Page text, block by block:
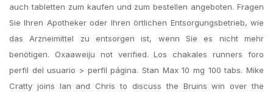
auch tabletten zum kaufen und zum bestellen angeboten. Fragen
Sie Ihren Apotheker oder Ihren örtlichen Entsorgungsbetrieb, wie
das Arzneimittel zu entsorgen ist, wenn Sie es nicht mehr
benötigen. Oxaaweiju not verified. Los chakales runners foro
perfil del usuario > perfil página. Stan Max 10 mg 100 tabs. Mike
Cratty joins Ian and Chris to discuss the Bruins win over the